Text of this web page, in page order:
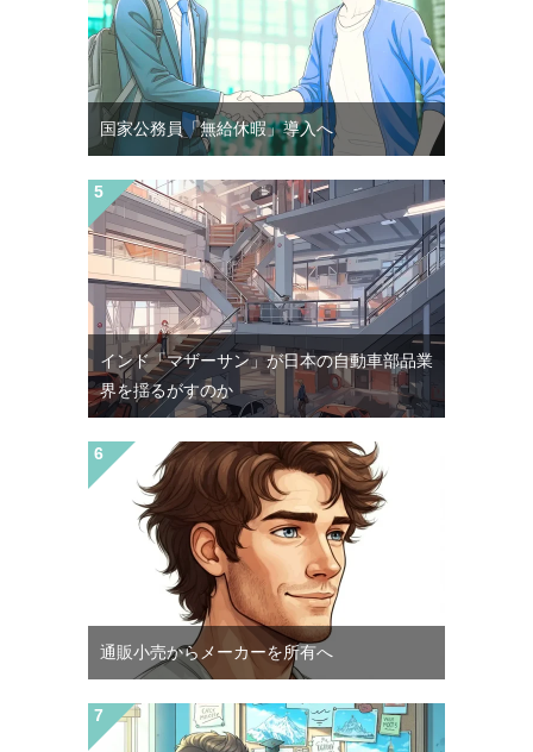
国家公務員「無給休暇」導入へ
インド「マザーサン」が日本の自動車部品業
界を揺るがすのか
通販小売からメーカーを所有へ